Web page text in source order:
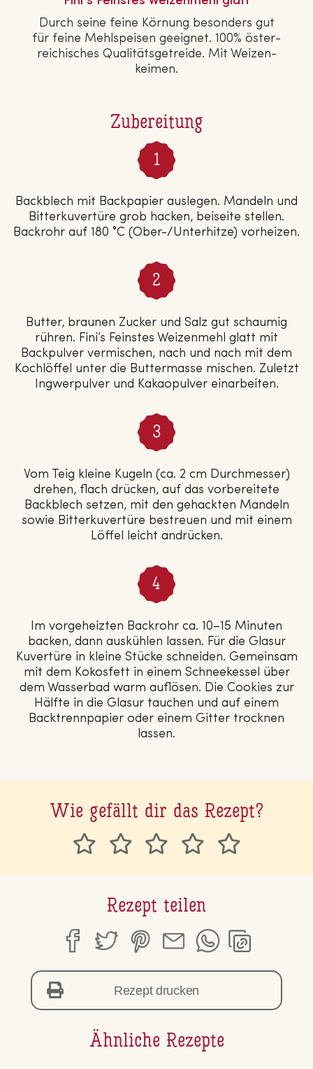
Zubereitung
Backblech mit Backpapier auslegen. Mandeln und
Bitterkuvertüre grob hacken, beiseite stellen.
Backrohr auf 180 °C (Ober-/Unterhitze) vorheizen.
Butter, braunen Zucker und Salz gut schaumig
rühren. Fini’s Feinstes Weizenmehl glatt mit
Backpulver vermischen, nach und nach mit dem
Kochlöffel unter die Buttermasse mischen. Zuletzt
Ingwerpulver und Kakaopulver einarbeiten.
Vom Teig kleine Kugeln (ca. 2 cm Durchmesser)
drehen, flach drücken, auf das vorbereitete
Backblech setzen, mit den gehackten Mandeln
sowie Bitterkuvertüre bestreuen und mit einem
Löffel leicht andrücken.
Im vorgeheizten Backrohr ca. 10–15 Minuten
backen, dann auskühlen lassen. Für die Glasur
Kuvertüre in kleine Stücke schneiden. Gemeinsam
mit dem Kokosfett in einem Schneekessel über
dem Wasserbad warm auflösen. Die Cookies zur
Hälfte in die Glasur tauchen und auf einem
Backtrennpapier oder einem Gitter trocknen
lassen.
Durch seine feine Körnung besonders gut
für feine Mehl­spei­sen geeignet. 100% ös­ter­
rei­chi­sches Qua­li­täts­ge­trei­de. Mit Wei­zen­
kei­men.
Wie gefällt dir das Rezept?
Rezept teilen
Rezept drucken
Ähnliche Rezepte